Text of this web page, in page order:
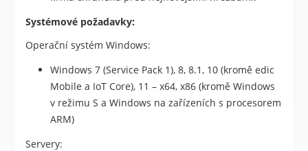
Systémové požadavky:
Operační systém Windows:
Windows 7 (Service Pack 1), 8, 8.1, 10 (kromě edic
Mobile a IoT Core), 11 – x64, x86 (kromě Windows
v režimu S a Windows na zařízeních s procesorem
ARM)
Servery: